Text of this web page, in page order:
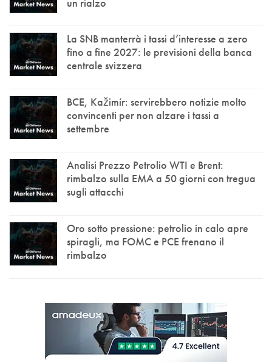
La SNB manterrà i tassi d’interesse a zero
fino a fine 2027: le previsioni della banca
centrale svizzera
BCE, Kažimír: servirebbero notizie molto
convincenti per non alzare i tassi a
settembre
Analisi Prezzo Petrolio WTI e Brent:
rimbalzo sulla EMA a 50 giorni con tregua
sugli attacchi
Oro sotto pressione: petrolio in calo apre
spiragli, ma FOMC e PCE frenano il
rimbalzo